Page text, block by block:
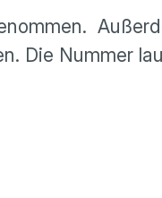
Die Nummer